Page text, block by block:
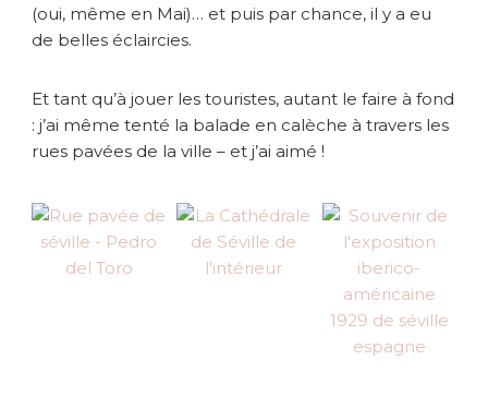
(oui, même en Mai)… et puis par chance, il y a eu
de belles éclaircies.
Et tant qu’à jouer les touristes, autant le faire à fond
: j’ai même tenté la balade en calèche à travers les
rues pavées de la ville – et j’ai aimé !